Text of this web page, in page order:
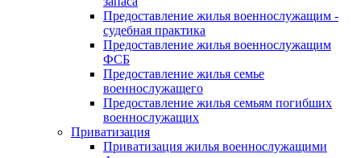
Предоставление жилья военнослужащим -
судебная практика
Предоставление жилья военнослужащим
ФСБ
Предоставление жилья семье
военнослужащего
Предоставление жилья семьям погибших
военнослужащих
Приватизация
Приватизация жилья военнослужащими